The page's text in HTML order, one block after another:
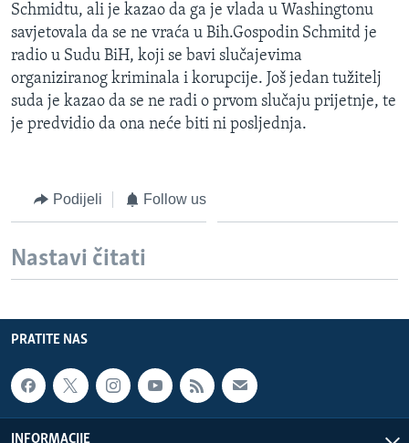
IZBJEGLIČKA STRANA
MAGAZIN
O GLASU AMERIKE
Learning English
Jezici
Schmidtu, ali je kazao da ga je vlada u Washingtonu
savjetovala da se ne vraća u Bih.Gospodin Schmitd je
radio u Sudu BiH, koji se bavi slučajevima
organiziranog kriminala i korupcije. Još jedan tužitelj
suda je kazao da se ne radi o prvom slučaju prijetnje, te
je predvidio da ona neće biti ni posljednja.
Podijeli Follow us
Nastavi čitati
PRATITE NAS
INFORMACIJE